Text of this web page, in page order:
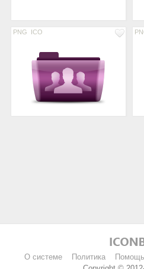
PNG ICO
О системе Политика Помощь